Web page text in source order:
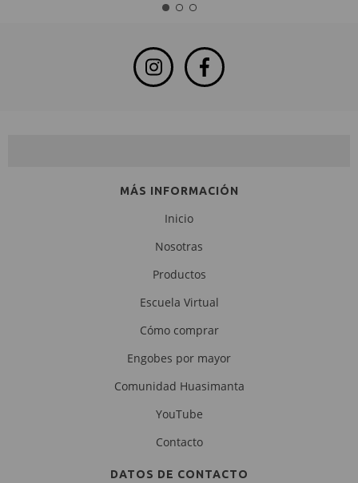
MÁS INFORMACIÓN
Inicio
Nosotras
Productos
Escuela Virtual
Cómo comprar
Engobes por mayor
Comunidad Huasimanta
YouTube
Contacto
DATOS DE CONTACTO